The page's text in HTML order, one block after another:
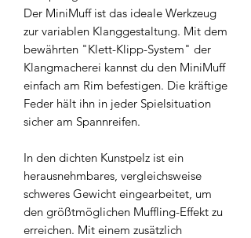
Der MiniMuff ist das ideale Werkzeug
zur variablen Klanggestaltung. Mit dem
bewährten "Klett-Klipp-System" der
Klangmacherei kannst du den MiniMuff
einfach am Rim befestigen. Die kräftige
Feder hält ihn in jeder Spielsituation
sicher am Spannreifen.
In den dichten Kunstpelz ist ein
herausnehmbares, vergleichsweise
schweres Gewicht eingearbeitet, um
den größtmöglichen Muffling-Effekt zu
erreichen. Mit einem zusätzlich